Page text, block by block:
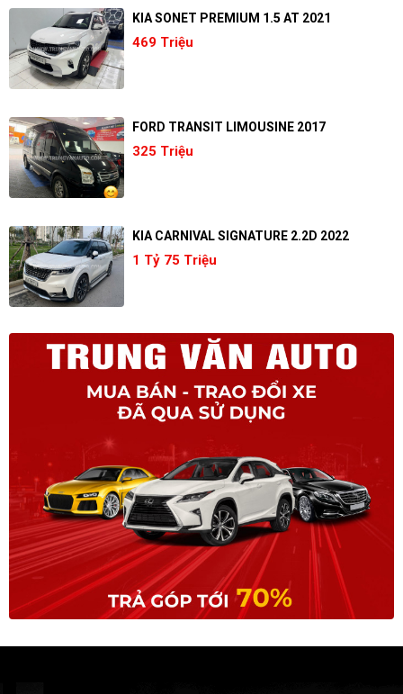
KIA SONET PREMIUM 1.5 AT 2021
469 Triệu
FORD TRANSIT LIMOUSINE 2017
325 Triệu
KIA CARNIVAL SIGNATURE 2.2D 2022
1 Tỷ 75 Triệu